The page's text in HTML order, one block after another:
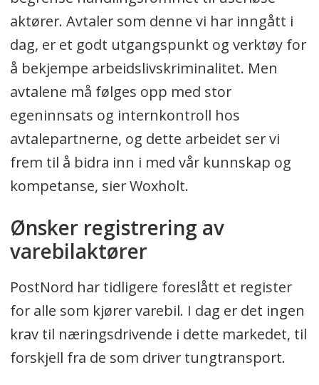
aktører. Avtaler som denne vi har inngått i
dag, er et godt utgangspunkt og verktøy for
å bekjempe arbeidslivskriminalitet. Men
avtalene må følges opp med stor
egeninnsats og internkontroll hos
avtalepartnerne, og dette arbeidet ser vi
frem til å bidra inn i med vår kunnskap og
kompetanse, sier Woxholt.
Ønsker registrering av
varebilaktører
PostNord har tidligere foreslått et register
for alle som kjører varebil. I dag er det ingen
krav til næringsdrivende i dette markedet, til
forskjell fra de som driver tungtransport.